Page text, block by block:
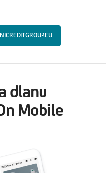
dlanu
Mobile